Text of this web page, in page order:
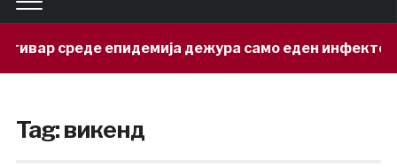
среде епидемија дежура само еден инфектолог
Tag:викенд